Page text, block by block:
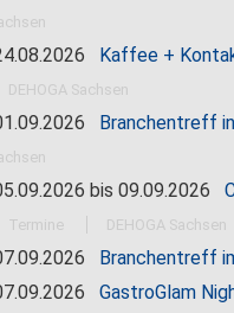
Kaffee +
DEHOGA Sachsen
Branchentreff
bis 09.09.2026
Termine
DEHOGA Sachsen
Branchentreff
GastroGlam